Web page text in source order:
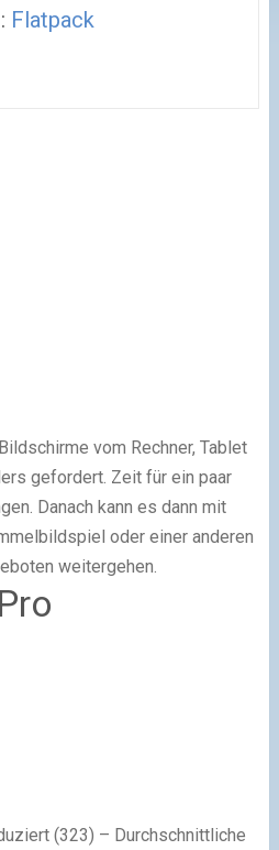
Flatpack
vom Rechner, Tablet
gefordert. Zeit für ein paar
Danach kann es dann mit
oder einer anderen
weitergehen.
(323) – Durchschnittliche